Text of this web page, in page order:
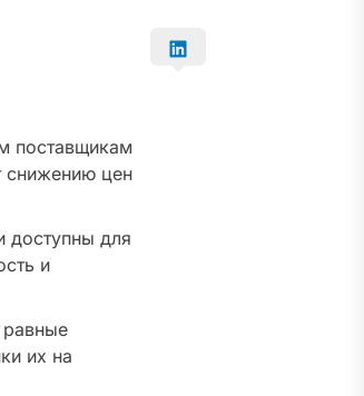
поставщикам
снижению цен
доступны для
и
равные
их на